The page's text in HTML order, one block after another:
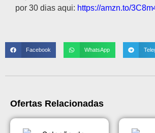
por 30 dias aqui: https://amzn.to/
Facebook WhatsApp
Ofertas Relacionadas